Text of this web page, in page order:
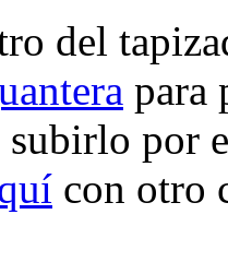
del
para
por
con otro